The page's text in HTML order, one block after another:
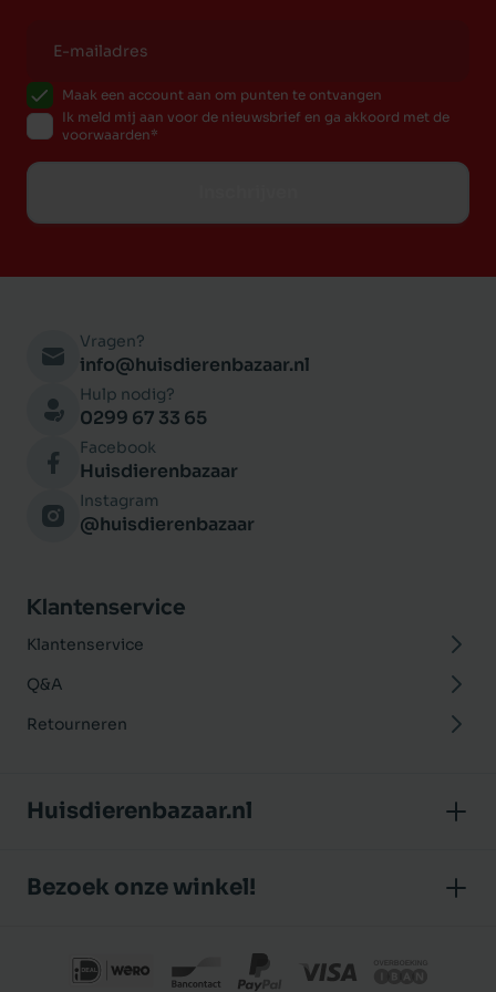
Maak een account aan om punten te ontvangen
Ik meld mij aan voor de nieuwsbrief en ga akkoord met de
voorwaarden
Vragen?
info@huisdierenbazaar.nl
Hulp nodig?
0299 67 33 65
Facebook
Huisdierenbazaar
Instagram
@huisdierenbazaar
Klantenservice
Klantenservice
Q&A
Retourneren
Huisdierenbazaar.nl
Klantbeoordelingen
Bezoek onze winkel!
J.P. Poelstraat 8